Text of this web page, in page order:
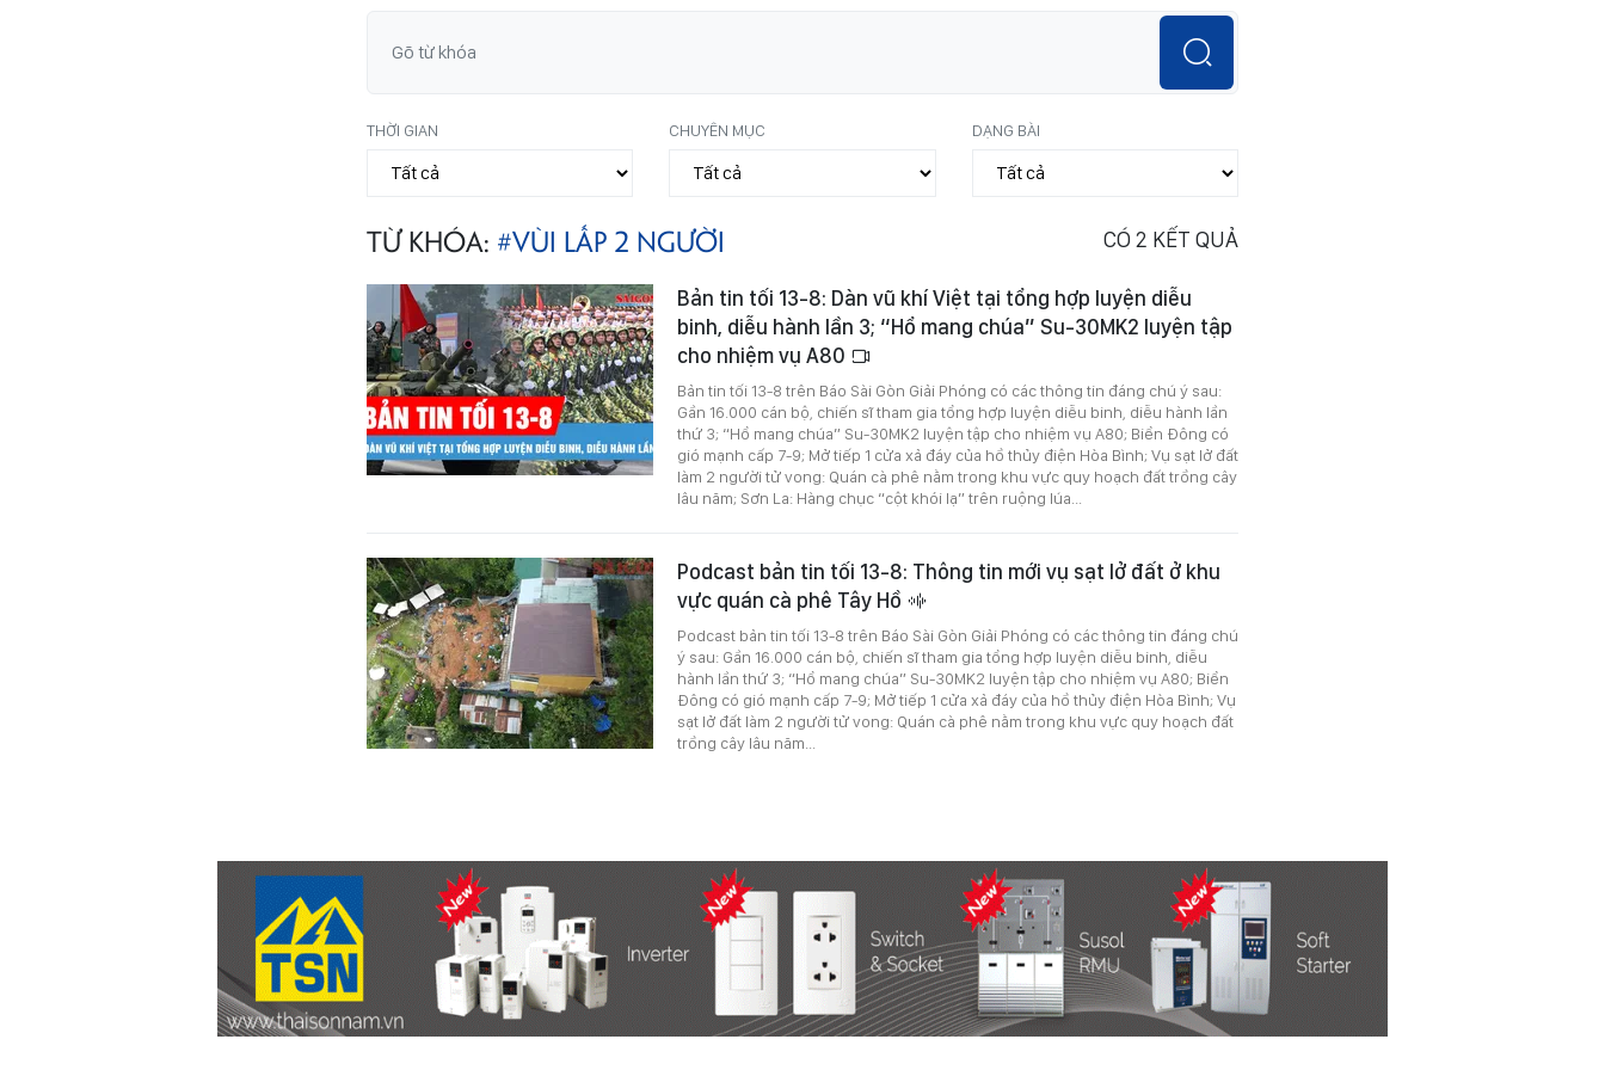
THỜI GIAN CHUYÊN MỤC DẠNG BÀI
TỪ KHÓA: #VÙI LẤP 2 NGƯỜI CÓ 2 KẾT QUẢ
Bản tin tối 13-8: Dàn vũ khí Việt tại tổng hợp luyện diễu
binh, diễu hành lần 3; “Hổ mang chúa” Su-30MK2 luyện tập
cho nhiệm vụ A80
Bản tin tối 13-8 trên Báo Sài Gòn Giải Phóng có các thông tin đáng chú ý sau:
Gần 16.000 cán bộ, chiến sĩ tham gia tổng hợp luyện diễu binh, diễu hành lần
thứ 3; “Hổ mang chúa” Su-30MK2 luyện tập cho nhiệm vụ A80; Biển Đông có
gió mạnh cấp 7-9; Mở tiếp 1 cửa xả đáy của hồ thủy điện Hòa Bình; Vụ sạt lở đất
làm 2 người tử vong: Quán cà phê nằm trong khu vực quy hoạch đất trồng cây
lâu năm; Sơn La: Hàng chục “cột khói lạ” trên ruộng lúa...
Podcast bản tin tối 13-8: Thông tin mới vụ sạt lở đất ở khu
vực quán cà phê Tây Hồ
Podcast bản tin tối 13-8 trên Báo Sài Gòn Giải Phóng có các thông tin đáng chú
ý sau: Gần 16.000 cán bộ, chiến sĩ tham gia tổng hợp luyện diễu binh, diễu
hành lần thứ 3; “Hổ mang chúa” Su-30MK2 luyện tập cho nhiệm vụ A80; Biển
Đông có gió mạnh cấp 7-9; Mở tiếp 1 cửa xả đáy của hồ thủy điện Hòa Bình; Vụ
sạt lở đất làm 2 người tử vong: Quán cà phê nằm trong khu vực quy hoạch đất
trồng cây lâu năm...